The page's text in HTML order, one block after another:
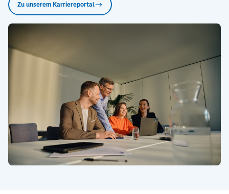
Zu unserem Karriereportal